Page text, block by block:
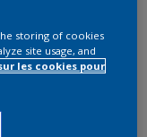
en ligne et ne
sélectionnés.
storing of cookies
site usage, and
les cookies pour